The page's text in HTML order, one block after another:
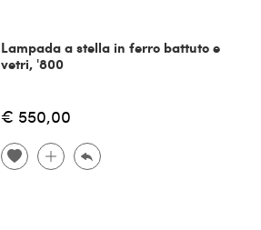
Lampada a stella in ferro battuto e
vetri, '800
€ 550,00